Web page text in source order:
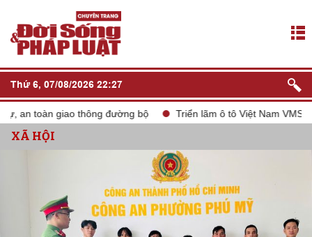
Thứ 6, 07/08/2026 22:27
toàn giao thông đường bộ Triển lãm ô tô Việt Nam VMS 2024
XÃ HỘI